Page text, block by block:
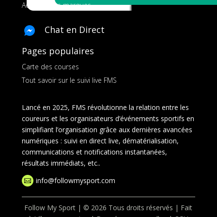
Ads pour les marques
Chat en Direct
Pages populaires
Carte des courses
Tout savoir sur le suivi live FMS
Lancé en 2025, FMS révolutionne la relation entre les
coureurs et les organisateurs d’événements sportifs en
simplifiant l’organisation grâce aux dernières avancées
numériques : suivi en direct live, dématérialisation,
communications et notifications instantanées,
résultats immédiats, etc..
 info@followmysport.com
Follow My Sport | © 2026 Tous droits réservés | Fait